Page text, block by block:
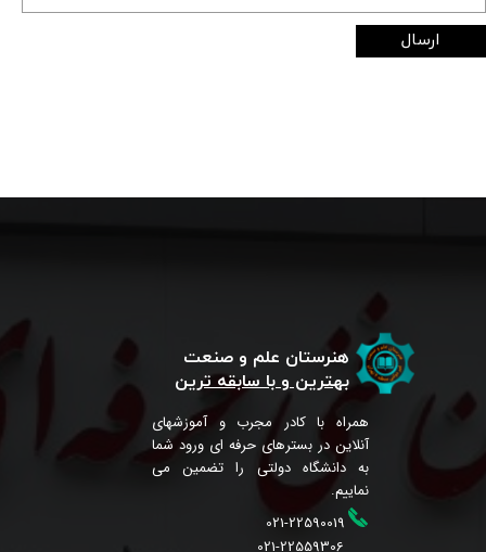
ارسال
هنرستان علم و صنعت
بهترین و با سابقه ترین
همراه با کادر مجرب و آموزشهای
آنلاین در بسترهای حرفه ای ورود شما
به دانشگاه دولتی را تضمین می
نماییم.
021-22590019